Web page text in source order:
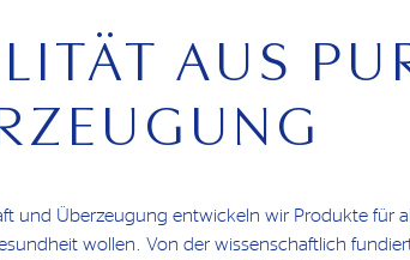
AUS
und Überzeugung entwickeln wir Produkte für
wollen. Von der wissenschaftlich